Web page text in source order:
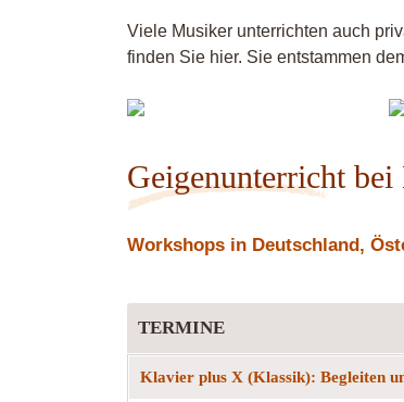
Viele Musiker unterrichten auch
finden Sie hier. Sie entstammen
Geigenunterricht
Workshops in Deutschland,
TERMINE
Klavier plus X (Klassik): Begleiten